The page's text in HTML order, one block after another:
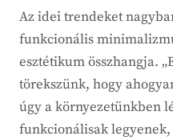
Az idei trendeket
funkcionális
esztétikum összhangja.
törekszünk, hogy
úgy a környezetünkben
funkcionálisak legyenek,